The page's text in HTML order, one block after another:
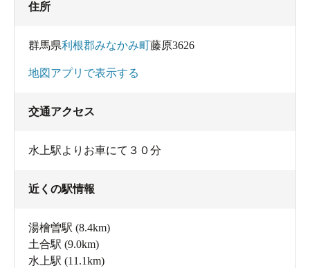
住所
群馬県利根郡みなかみ町藤原3626
地図アプリで表示する
交通アクセス
水上駅よりお車にて３０分
近くの駅情報
湯檜曽駅 (8.4km)
土合駅 (9.0km)
水上駅 (11.1km)